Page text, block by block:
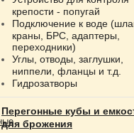
крепости - попугай
Подключение к воде
краны, БРС, адаптеры,
переходники)
Углы, отводы, заглушки,
ниппели, фланцы и т.д.
Гидрозатворы
Перегонные кубы и
для брожения